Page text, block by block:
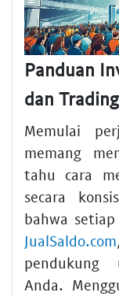
Panduan
dan
Memulai
memang
tahu cara
secara
bahwa setiap
JualSaldo.com
pendukung
Anda.